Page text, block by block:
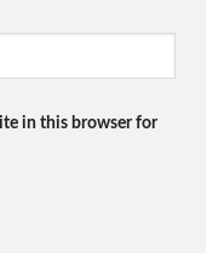
in this browser for